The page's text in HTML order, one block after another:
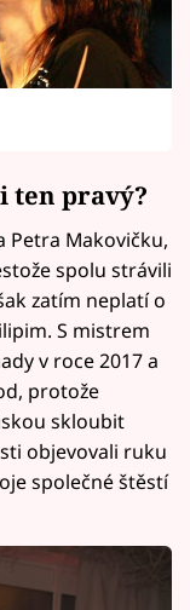
ten pravý?
Petra Makovičku,
spolu strávili
zatím neplatí o
S mistrem
v roce 2017 a
protože
skloubit
objevovali ruku
společné štěstí